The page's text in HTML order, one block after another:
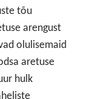
tõu
arengust
olulisemaid
aretuse
hulk